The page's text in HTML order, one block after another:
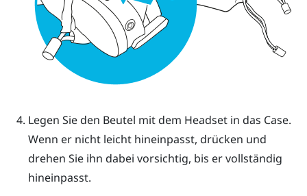
Legen Sie den Beutel mit dem Headset in das Case.
Wenn er nicht leicht hineinpasst, drücken und
drehen Sie ihn dabei vorsichtig, bis er vollständig
hineinpasst.